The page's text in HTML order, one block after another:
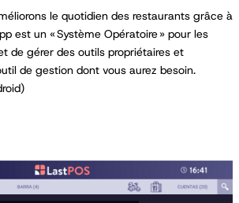
le quotidien des restaurants grâce à
est un « Système Opératoire » pour les
de gérer des outils propriétaires et
de gestion dont vous aurez besoin.